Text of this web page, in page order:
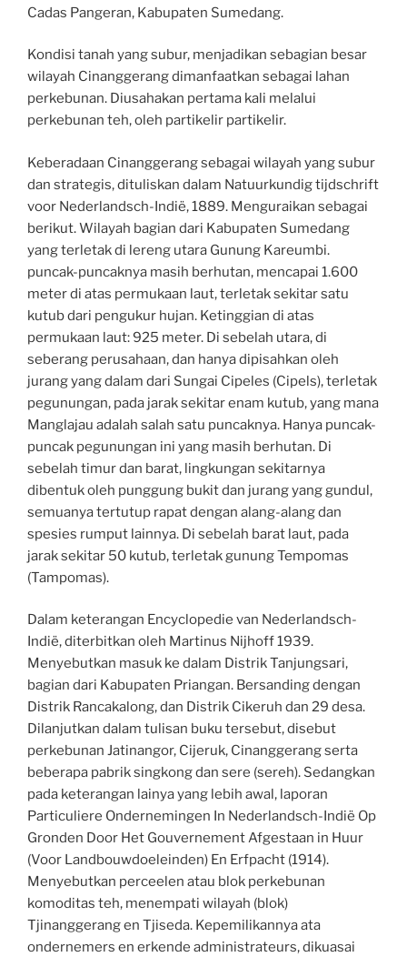
Cadas Pangeran, Kabupaten Sumedang.
Kondisi tanah yang subur, menjadikan sebagian besar
wilayah Cinanggerang dimanfaatkan sebagai lahan
perkebunan. Diusahakan pertama kali melalui
perkebunan teh, oleh partikelir partikelir.
Keberadaan Cinanggerang sebagai wilayah yang subur
dan strategis, dituliskan dalam Natuurkundig tijdschrift
voor Nederlandsch-Indië, 1889. Menguraikan sebagai
berikut. Wilayah bagian dari Kabupaten Sumedang
yang terletak di lereng utara Gunung Kareumbi.
puncak-puncaknya masih berhutan, mencapai 1.600
meter di atas permukaan laut, terletak sekitar satu
kutub dari pengukur hujan. Ketinggian di atas
permukaan laut: 925 meter. Di sebelah utara, di
seberang perusahaan, dan hanya dipisahkan oleh
jurang yang dalam dari Sungai Cipeles (Cipels), terletak
pegunungan, pada jarak sekitar enam kutub, yang mana
Manglajau adalah salah satu puncaknya. Hanya puncak-
puncak pegunungan ini yang masih berhutan. Di
sebelah timur dan barat, lingkungan sekitarnya
dibentuk oleh punggung bukit dan jurang yang gundul,
semuanya tertutup rapat dengan alang-alang dan
spesies rumput lainnya. Di sebelah barat laut, pada
jarak sekitar 50 kutub, terletak gunung Tempomas
(Tampomas).
Dalam keterangan Encyclopedie van Nederlandsch-
Indië, diterbitkan oleh Martinus Nijhoff 1939.
Menyebutkan masuk ke dalam Distrik Tanjungsari,
bagian dari Kabupaten Priangan. Bersanding dengan
Distrik Rancakalong, dan Distrik Cikeruh dan 29 desa.
Dilanjutkan dalam tulisan buku tersebut, disebut
perkebunan Jatinangor, Cijeruk, Cinanggerang serta
beberapa pabrik singkong dan sere (sereh). Sedangkan
pada keterangan lainya yang lebih awal, laporan
Particuliere Ondernemingen In Nederlandsch-Indië Op
Gronden Door Het Gouvernement Afgestaan in Huur
(Voor Landbouwdoeleinden) En Erfpacht (1914).
Menyebutkan perceelen atau blok perkebunan
komoditas teh, menempati wilayah (blok)
Tjinanggerang en Tjiseda. Kepemilikannya ata
ondernemers en erkende administrateurs, dikuasai